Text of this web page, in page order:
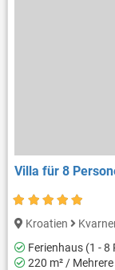
Villa für 8
Kroatien
Ferienhaus (1 - 8
220 m² / Mehrere